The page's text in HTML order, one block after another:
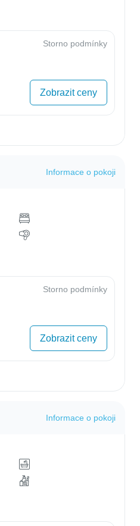
Storno podmínky
Zobrazit ceny
Informace o pokoji
Storno podmínky
Zobrazit ceny
Informace o pokoji